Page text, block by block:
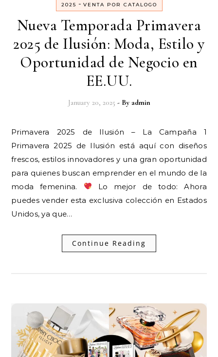
2025 - VENTA POR CATALOGO
Nueva Temporada Primavera
2025 de Ilusión: Moda, Estilo y
Oportunidad de Negocio en
EE.UU.
January 20, 2025 - By admin
Primavera 2025 de Ilusión – La Campaña 1
Primavera 2025 de Ilusión está aquí con diseños
frescos, estilos innovadores y una gran oportunidad
para quienes buscan emprender en el mundo de la
moda femenina.
Lo mejor de todo: Ahora
puedes vender esta exclusiva colección en Estados
Unidos, ya que…
Continue Reading